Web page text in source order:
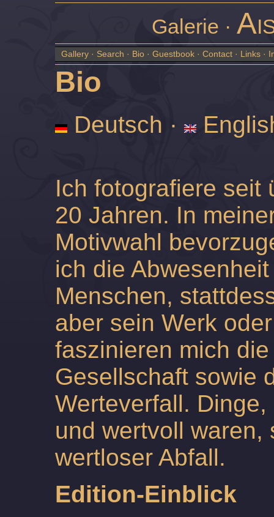
Galerie ·
Gallery · Search · Bio · Guestbook · Contact · Links ·
Bio
Deutsch ·
Ich fotografiere seit
20 Jahren. In
Motivwahl
ich die
Menschen,
aber sein Werk
faszinieren mich
Gesellschaft sowie
Werteverfall.
und wertvoll waren,
wertloser Abfall.
Edition-Einblick